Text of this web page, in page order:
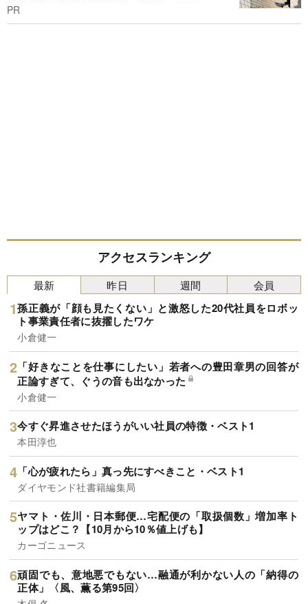
PR
アクセスランキング
最新
孫正義が「顔も見たくない」と激怒した20代社員をロボッ
ト事業責任者に抜擢したワケ
小倉健一
「好きなことを仕事にしたい」若者への豊田章男の回答が
正論すぎて、ぐうの音も出なかった
小倉健一
今すぐ昇進させたほうがいい社員の特徴・ベスト1
本田淳也
「心が疲れたら」真っ先にすべきこと・ベスト1
ダイヤモンド社書籍編集局
ヤマト・佐川・日本郵便…宅配便の「取扱個数」増加率ト
ップはどこ？【10月から10％値上げも】
カーゴニュース
頑固でも、意地悪でもない…融通が利かない人の「納得の
正体」〈風、薫る第95回〉
昨日 週間 会員